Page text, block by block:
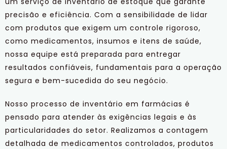
precisão e eficiência. Com a sensibilidade de lidar
com produtos que exigem um controle rigoroso,
como medicamentos, insumos e itens de saúde,
nossa equipe está preparada para entregar
resultados confiáveis, fundamentais para a operação
segura e bem-sucedida do seu negócio.
Nosso processo de inventário em farmácias é
pensado para atender às exigências legais e às
particularidades do setor. Realizamos a contagem
detalhada de medicamentos controlados, produtos